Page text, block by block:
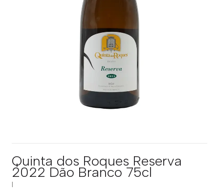
Quinta dos Roques Reserva
2022 Dão Branco 75cl